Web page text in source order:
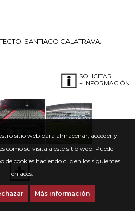
sitio web para almacenar, acceder y
como su visita a este sitio web. Puede
de cookies haciendo clic en los siguientes
enlaces.
Más información
SANTIAGO CALATRAVA.
SOLICITAR
+ INFORMACIÓN